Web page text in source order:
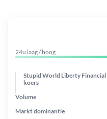
24u laag / hoog
Stupid World Liberty Financial
koers
Markt dominantie
Volume